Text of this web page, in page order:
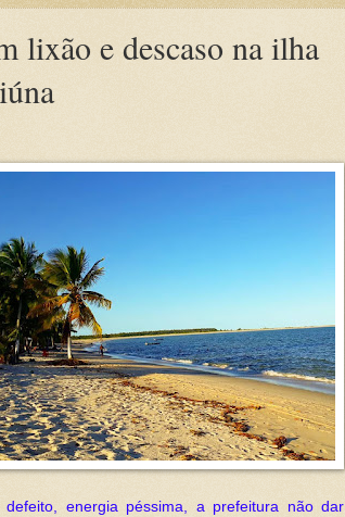
lixão e descaso na ilha
energia péssima, a prefeitura não dar